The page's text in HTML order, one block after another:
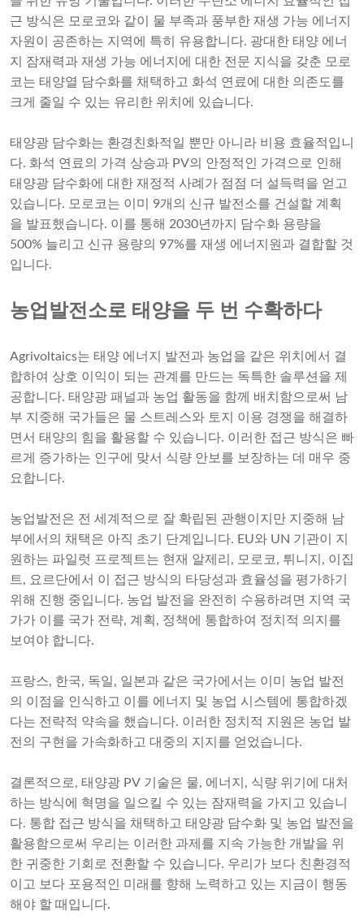
근 방식은 모로코와 같이 물 부족과 풍부한 재생 가능 에너지
자원이 공존하는 지역에 특히 유용합니다. 광대한 태양 에너
지 잠재력과 재생 가능 에너지에 대한 전문 지식을 갖춘 모로
코는 태양열 담수화를 채택하고 화석 연료에 대한 의존도를
크게 줄일 수 있는 유리한 위치에 있습니다.
태양광 담수화는 환경친화적일 뿐만 아니라 비용 효율적입니
다. 화석 연료의 가격 상승과 PV의 안정적인 가격으로 인해
태양광 담수화에 대한 재정적 사례가 점점 더 설득력을 얻고
있습니다. 모로코는 이미 9개의 신규 발전소를 건설할 계획
을 발표했습니다. 이를 통해 2030년까지 담수화 용량을
500% 늘리고 신규 용량의 97%를 재생 에너지원과 결합할 것
입니다.
농업발전소로 태양을 두 번 수확하다
Agrivoltaics는 태양 에너지 발전과 농업을 같은 위치에서 결
합하여 상호 이익이 되는 관계를 만드는 독특한 솔루션을 제
공합니다. 태양광 패널과 농업 활동을 함께 배치함으로써 남
부 지중해 국가들은 물 스트레스와 토지 이용 경쟁을 해결하
면서 태양의 힘을 활용할 수 있습니다. 이러한 접근 방식은 빠
르게 증가하는 인구에 맞서 식량 안보를 보장하는 데 매우 중
요합니다.
농업발전은 전 세계적으로 잘 확립된 관행이지만 지중해 남
부에서의 채택은 아직 초기 단계입니다. EU와 UN 기관이 지
원하는 파일럿 프로젝트는 현재 알제리, 모로코, 튀니지, 이집
트, 요르단에서 이 접근 방식의 타당성과 효율성을 평가하기
위해 진행 중입니다. 농업 발전을 완전히 수용하려면 지역 국
가가 이를 국가 전략, 계획, 정책에 통합하여 정치적 의지를
보여야 합니다.
프랑스, 한국, 독일, 일본과 같은 국가에서는 이미 농업 발전
의 이점을 인식하고 이를 에너지 및 농업 시스템에 통합하겠
다는 전략적 약속을 했습니다. 이러한 정치적 지원은 농업 발
전의 구현을 가속화하고 대중의 지지를 얻었습니다.
결론적으로, 태양광 PV 기술은 물, 에너지, 식량 위기에 대처
하는 방식에 혁명을 일으킬 수 있는 잠재력을 가지고 있습니
다. 통합 접근 방식을 채택하고 태양광 담수화 및 농업 발전을
활용함으로써 우리는 이러한 과제를 지속 가능한 개발을 위
한 귀중한 기회로 전환할 수 있습니다. 우리가 보다 친환경적
이고 보다 포용적인 미래를 향해 노력하고 있는 지금이 행동
해야 할 때입니다.